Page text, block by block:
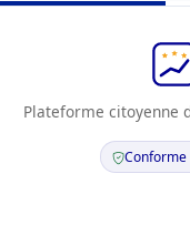
Plateforme citoyenne
Conforme